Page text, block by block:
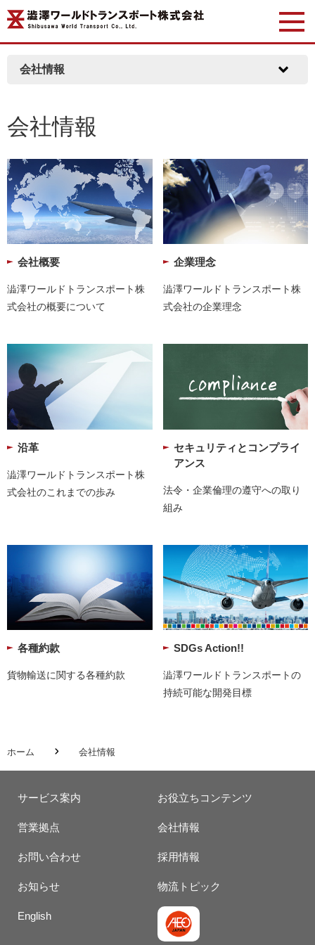
会社情報
会社情報
会社概要
澁澤ワールドトランスポート株
式会社の概要について
企業理念
澁澤ワールドトランスポート株
式会社の企業理念
沿革
澁澤ワールドトランスポート株
式会社のこれまでの歩み
セキュリティとコンプライ
アンス
法令・企業倫理の遵守への取り
組み
各種約款
貨物輸送に関する各種約款
SDGs Action!!
澁澤ワールドトランスポートの
持続可能な開発目標
ホーム 会社情報
サービス案内 お役立ちコンテンツ
営業拠点 会社情報
お問い合わせ 採用情報
お知らせ 物流トピック
English